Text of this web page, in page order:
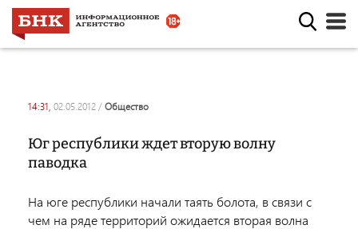
14:31, 02.05.2012 / общество
Юг республики ждет вторую волну
паводка
На юге республики начали таять болота, в связи с
чем на ряде территорий ожидается вторая волна